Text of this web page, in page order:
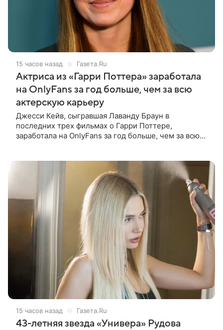
15 часов назад Газета.Ru
Актриса из «Гарри Поттера» заработала
на OnlyFans за год больше, чем за всю
актерскую карьеру
Джесси Кейв, сыгравшая Лаванду Браун в
последних трех фильмах о Гарри Поттере,
заработала на OnlyFans за год больше, чем за всю
15 часов назад Газета.Ru
43-летняя звезда «Универа» Рудова